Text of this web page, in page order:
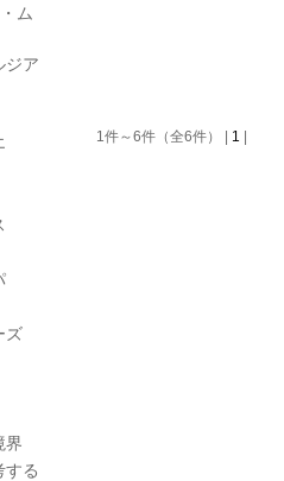
ム
ジア
ズ
界
する
1件～6件（全6件） | 1